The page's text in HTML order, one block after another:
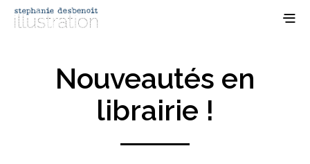
Nouveautés en
librairie !